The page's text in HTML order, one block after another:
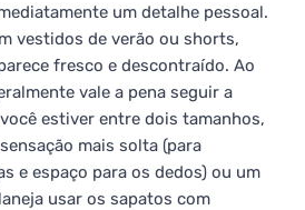
um detalhe pessoal.
vestidos de verão ou shorts,
fresco e descontraído. Ao
vale a pena seguir a
estiver entre dois tamanhos,
mais solta (para
e espaço para os dedos) ou um
usar os sapatos com